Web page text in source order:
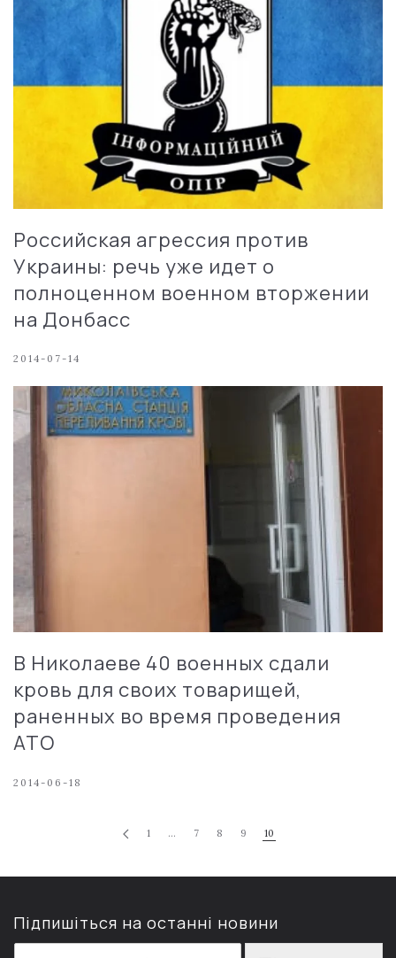
Российская агрессия против
Украины: речь уже идет о
полноценном военном вторжении
на Донбасс
2014-07-14
В Николаеве 40 военных сдали
кровь для своих товарищей,
раненных во время проведения
АТО
2014-06-18
1 … 7 8 9 10
Підпишіться на останні новини